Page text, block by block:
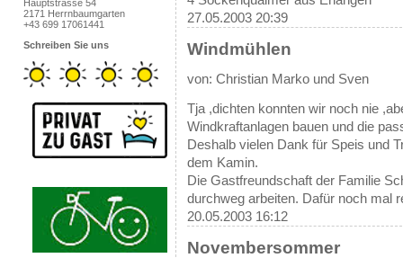
Hauptstrasse 54
2171 Herrnbaumgarten
+43 699 17061441
Schreiben Sie uns
27.05.2003 20:39
Windmühlen
von: Christian Marko und Sven
Tja ,dichten konnten wir noch nie
Windkraftanlagen bauen und die
Deshalb vielen Dank für Speis und
dem Kamin.
Die Gastfreundschaft der Familie
durchweg arbeiten. Dafür noch mal
20.05.2003 16:12
Novembersommer